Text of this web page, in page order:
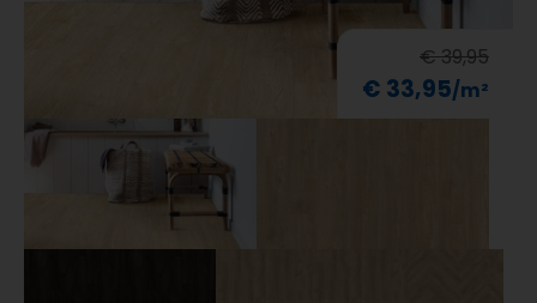
€ 39,95
€ 33,95